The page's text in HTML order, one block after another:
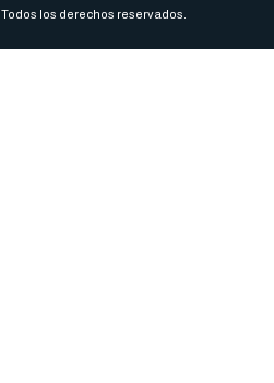
Todos los derechos reservados.